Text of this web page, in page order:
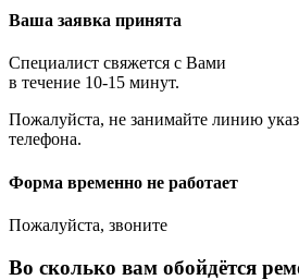
Ваша заявка принята
Специалист свяжется с Вами
в течение 10-15 минут.
Пожалуйста, не занимайте линию
телефона.
Форма временно не работает
Пожалуйста, звоните
Во сколько вам обойдётся